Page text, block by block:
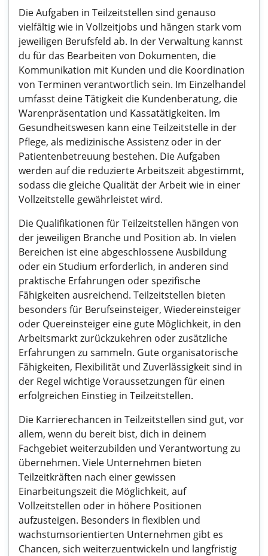
Die Aufgaben in Teilzeitstellen sind genauso
vielfältig wie in Vollzeitjobs und hängen stark vom
jeweiligen Berufsfeld ab. In der Verwaltung kannst
du für das Bearbeiten von Dokumenten, die
Kommunikation mit Kunden und die Koordination
von Terminen verantwortlich sein. Im Einzelhandel
umfasst deine Tätigkeit die Kundenberatung, die
Warenpräsentation und Kassatätigkeiten. Im
Gesundheitswesen kann eine Teilzeitstelle in der
Pflege, als medizinische Assistenz oder in der
Patientenbetreuung bestehen. Die Aufgaben
werden auf die reduzierte Arbeitszeit abgestimmt,
sodass die gleiche Qualität der Arbeit wie in einer
Vollzeitstelle gewährleistet wird.
Die Qualifikationen für Teilzeitstellen hängen von
der jeweiligen Branche und Position ab. In vielen
Bereichen ist eine abgeschlossene Ausbildung
oder ein Studium erforderlich, in anderen sind
praktische Erfahrungen oder spezifische
Fähigkeiten ausreichend. Teilzeitstellen bieten
besonders für Berufseinsteiger, Wiedereinsteiger
oder Quereinsteiger eine gute Möglichkeit, in den
Arbeitsmarkt zurückzukehren oder zusätzliche
Erfahrungen zu sammeln. Gute organisatorische
Fähigkeiten, Flexibilität und Zuverlässigkeit sind in
der Regel wichtige Voraussetzungen für einen
erfolgreichen Einstieg in Teilzeitstellen.
Die Karrierechancen in Teilzeitstellen sind gut, vor
allem, wenn du bereit bist, dich in deinem
Fachgebiet weiterzubilden und Verantwortung zu
übernehmen. Viele Unternehmen bieten
Teilzeitkräften nach einer gewissen
Einarbeitungszeit die Möglichkeit, auf
Vollzeitstellen oder in höhere Positionen
aufzusteigen. Besonders in flexiblen und
wachstumsorientierten Unternehmen gibt es
Chancen, sich weiterzuentwickeln und langfristig